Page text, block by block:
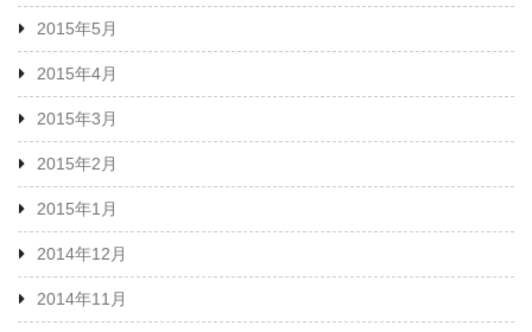
2015年5月
2015年4月
2015年3月
2015年2月
2015年1月
2014年12月
2014年11月